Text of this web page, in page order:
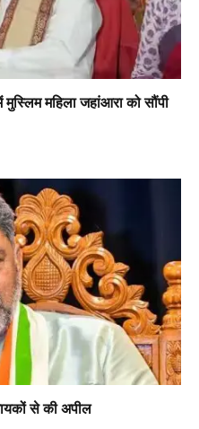
महिला जहांआरा को सौंपी
से की अपील